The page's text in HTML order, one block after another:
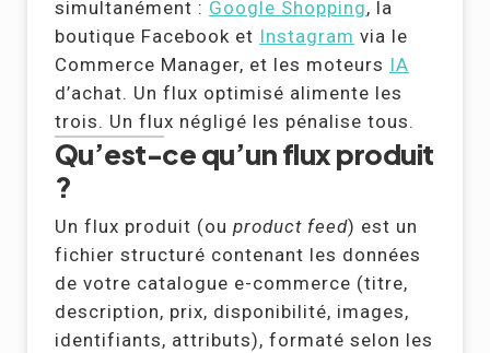
simultanément : Google Shopping, la
boutique Facebook et Instagram via le
Commerce Manager, et les moteurs IA
d’achat. Un flux optimisé alimente les
trois. Un flux négligé les pénalise tous.
Qu’est-ce qu’un flux produit
?
Un flux produit (ou product feed) est un
fichier structuré contenant les données
de votre catalogue e-commerce (titre,
description, prix, disponibilité, images,
identifiants, attributs), formaté selon les